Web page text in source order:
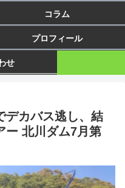
コラム
プロフィール
せ
デカバス逃し、結
ー 北川ダム7月第